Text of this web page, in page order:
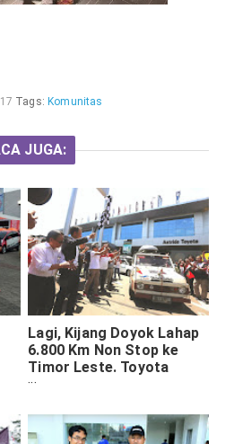
Tags: Komunitas
JUGA:
Lagi, Kijang Doyok Lahap
6.800 Km Non Stop ke
Timor Leste. Toyota
Sienta dan Veloz Juga